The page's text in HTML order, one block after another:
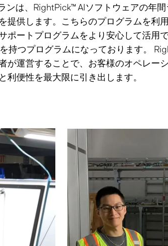
ンは、RightPick™ AIソフトウェアの年
提供します。こちらのプログラムを利
ポートプログラムをより安心して活用
持つプログラムになっております。
が運営することで、お客様のオペレー
利便性を最大限に引き出します。